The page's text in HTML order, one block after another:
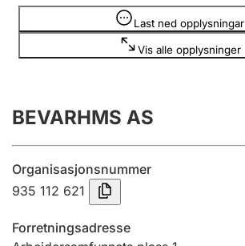
Registrere, endre, slette
Årsrekneskap
Innsending og forseinkingsgebyr
Tinglysing
Last ned opplysningar
Vis alle opplysninger
Opplysninger er skjult
BEVARHMS AS
Organisasjonsnummer
935 112 621
Forretningsadresse